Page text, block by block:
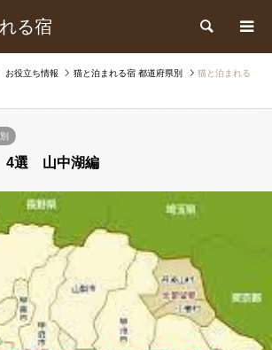
る宿 検索
役立ち情報 猫と泊まれる宿 都道府県別
猫と泊まれる
4選 山中湖編